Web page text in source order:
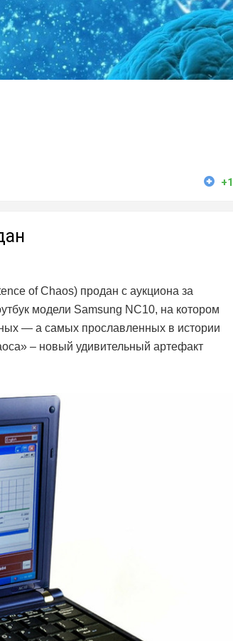
+1
of Chaos) продан с аукциона за
модели Samsung NC10, на котором
— а самых прославленных в истории
– новый удивительный артефакт